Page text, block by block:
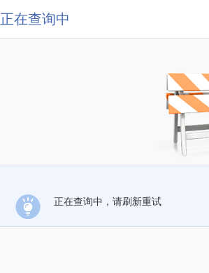
正在查询中
正在查询中，请刷新重试